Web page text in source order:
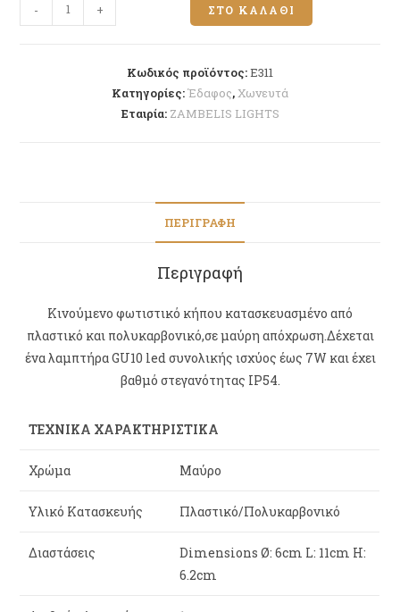
- + ΣΤΟ ΚΑΛΆΘΙ
Κωδικός προϊόντος:E311
Κατηγορίες:Έδαφος,Χωνευτά
Εταιρία: ZAMBELIS LIGHTS
ΠΕΡΙΓΡΑΦΉ
Περιγραφή
Κινούμενο φωτιστικό κήπου κατασκευασμένο από
πλαστικό και πολυκαρβονικό,σε μαύρη απόχρωση.Δέχεται
ένα λαμπτήρα GU10 led συνολικής ισχύος έως 7W και έχει
βαθμό στεγανότητας IP54.
ΤΕΧΝΙΚΑ ΧΑΡΑΚΤΗΡΙΣΤΙΚΑ
Χρώμα Μαύρο
Υλικό Κατασκευής Πλαστικό/Πολυκαρβονικό
Διαστάσεις
Dimensions Ø: 6cm L: 11cm H:
6.2cm